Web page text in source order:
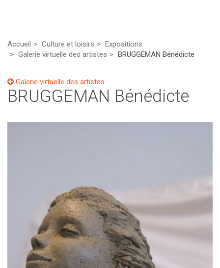
Accueil Culture et loisirs
Expositions
Galerie virtuelle des artistes
BRUGGEMAN Bénédicte
Galerie virtuelle des artistes
BRUGGEMAN Bénédicte